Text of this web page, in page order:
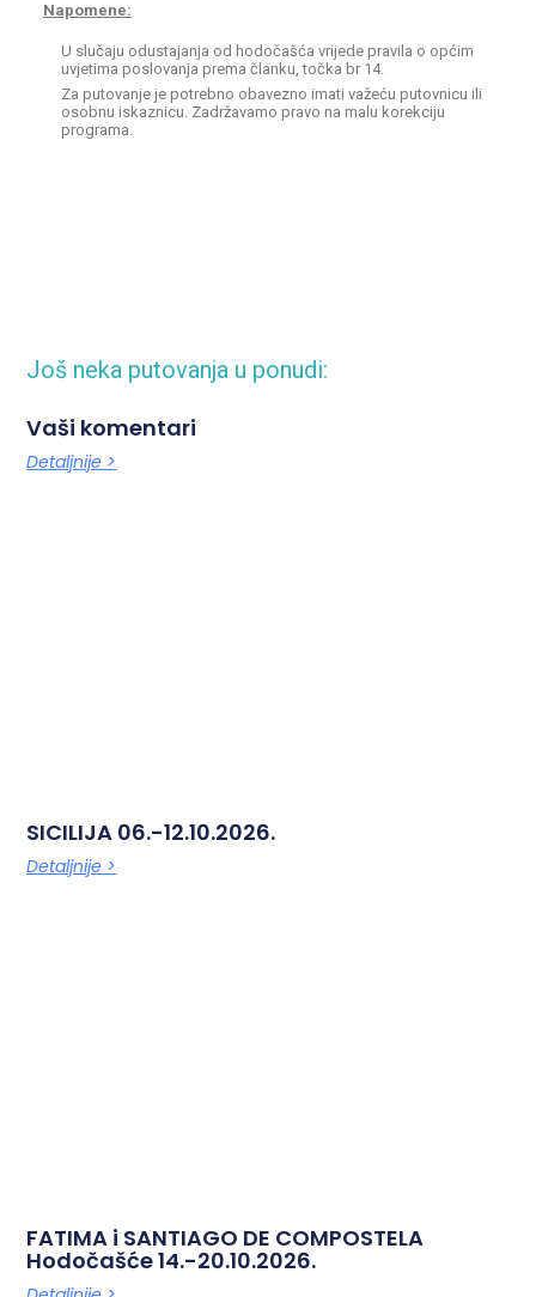
Napomene:
U slučaju odustajanja od hodočašća vrijede pravila o općim
uvjetima poslovanja prema članku, točka br 14.
Za putovanje je potrebno obavezno imati važeću putovnicu ili
osobnu iskaznicu. Zadržavamo pravo na malu korekciju
programa.
Još neka putovanja u ponudi:
Vaši komentari
Detaljnije >
SICILIJA 06.-12.10.2026.
Detaljnije >
FATIMA i SANTIAGO DE COMPOSTELA
Hodočašće 14.-20.10.2026.